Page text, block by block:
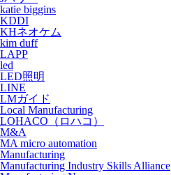
katie biggins
KDDI
KHネオケム
kim duff
LAPP
led
LED照明
LINE
LMガイド
Local Manufacturing
LOHACO（ロハコ）
M&A
MA micro automation
Manufacturing
Manufacturing Industry Skills Alliance